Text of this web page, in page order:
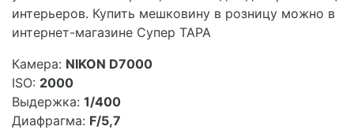
интерьеров. Купить мешковину в розницу можно в
интернет-магазине Супер ТАРА
Камера: NIKON D7000
ISO: 2000
Выдержка: 1/400
Диафрагма: F/5,7